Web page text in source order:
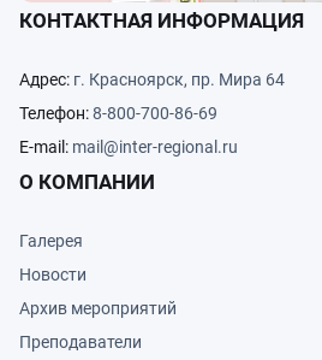
КОНТАКТНАЯ ИНФОРМАЦИЯ
Адрес: г. Красноярск, пр. Мира 64
Телефон:8-800-700-86-69
E-mail: mail@inter-regional.ru
О КОМПАНИИ
Галерея
Новости
Архив мероприятий
Преподаватели